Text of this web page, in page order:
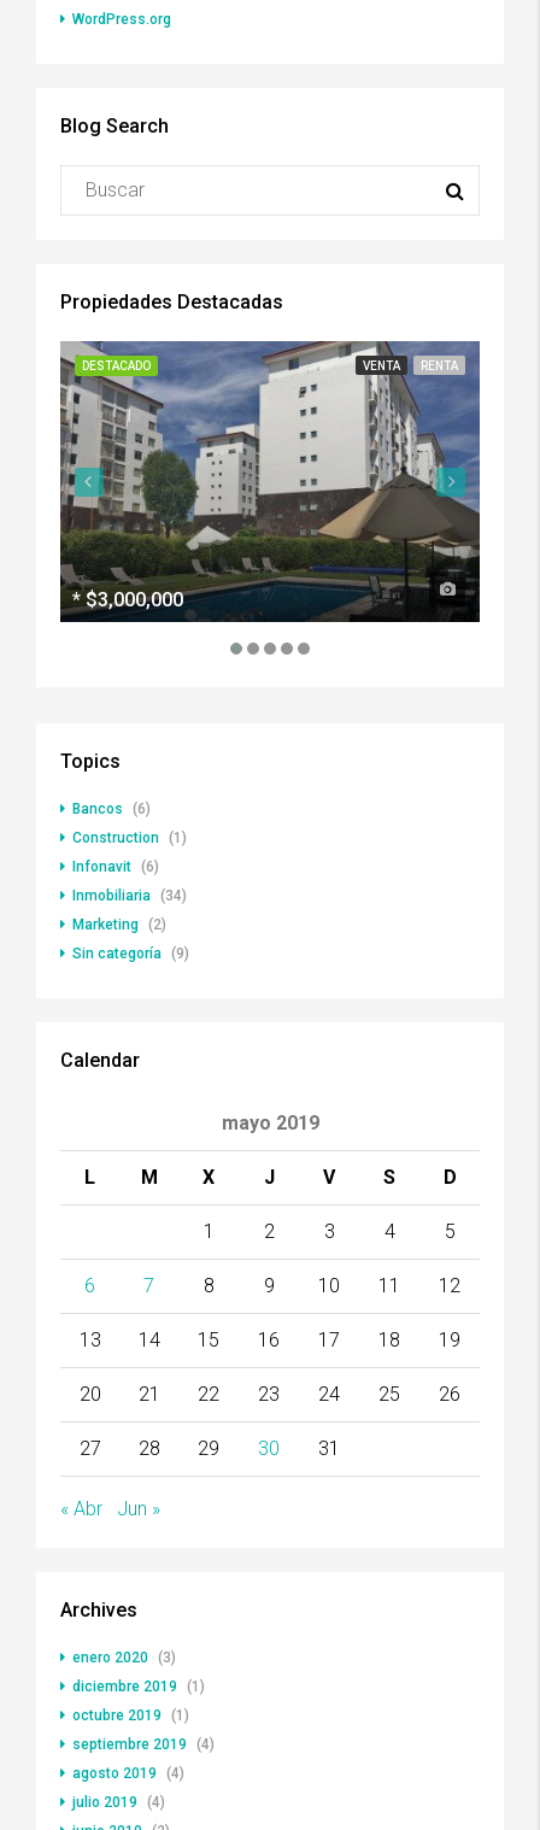
WordPress.org
Blog Search
Propiedades Destacadas
DESTACADO VENTA RENTA
* $3,000,000
Topics
Bancos
(6)
Construction (1)
Infonavit (6)
Inmobiliaria (34)
Marketing (2)
Sin categoría (9)
Calendar
mayo 2019
L M X J V S D
1 2 3 4 5
6 7 8 9 10 11 12
13 14 15 16 17 18 19
20 21 22 23 24 25 26
27 28 29 30 31
« Abr Jun »
Archives
enero 2020 (3)
diciembre 2019
(1)
octubre 2019
(1)
septiembre 2019
(4)
agosto 2019
(4)
julio 2019
(4)